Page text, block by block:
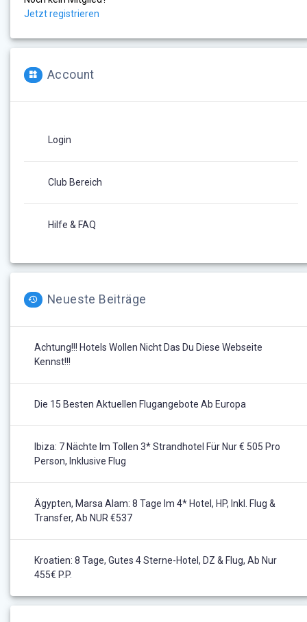
Jetzt registrieren
Account
Login
Club Bereich
Hilfe & FAQ
Neueste Beiträge
Achtung!!! Hotels Wollen Nicht Das Du Diese Webseite
Kennst!!!
Die 15 Besten Aktuellen Flugangebote Ab Europa
Ibiza: 7 Nächte Im Tollen 3* Strandhotel Für Nur € 505 Pro
Person, Inklusive Flug
Ägypten, Marsa Alam: 8 Tage Im 4* Hotel, HP, Inkl. Flug &
Transfer, Ab NUR €537
Kroatien: 8 Tage, Gutes 4 Sterne-Hotel, DZ & Flug, Ab Nur
455€ P.P.